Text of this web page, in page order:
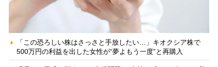
「この恐ろしい株はさっさと手放したい…」キオクシア株で
500万円の利益を出した女性が“夢よもう一度”と再購入